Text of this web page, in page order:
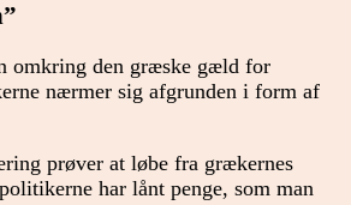
omkring den græske gæld for
nærmer sig afgrunden i form af
prøver at løbe fra grækernes
har lånt penge, som man